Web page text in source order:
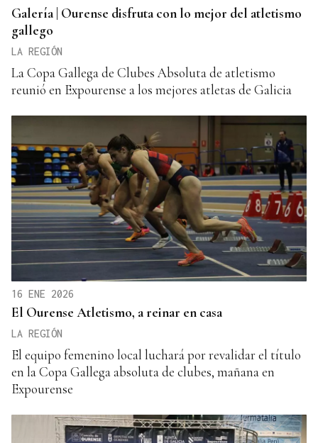
Galería | Ourense disfruta con lo mejor del atletismo
gallego
LA REGIÓN
La Copa Gallega de Clubes Absoluta de atletismo
reunió en Expourense a los mejores atletas de Galicia
16 ENE 2026
El Ourense Atletismo, a reinar en casa
LA REGIÓN
El equipo femenino local luchará por revalidar el título
en la Copa Gallega absoluta de clubes, mañana en
Expourense